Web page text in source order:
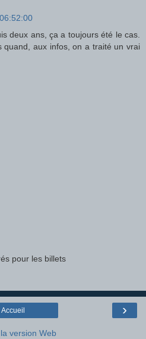
deux ans, ça a toujours été le cas.
quand, aux infos, on a traité un vrai
pour les billets
›
Accueil
version Web